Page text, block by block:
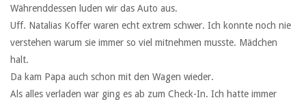
Währenddessen luden wir das Auto aus.
Uff. Natalias Koffer waren echt extrem schwer. Ich konnte noch nie
verstehen warum sie immer so viel mitnehmen musste. Mädchen
halt.
Da kam Papa auch schon mit den Wagen wieder.
Als alles verladen war ging es ab zum Check-In. Ich hatte immer